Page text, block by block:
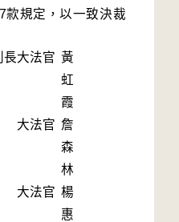
款規定，以一致決裁
長大法官 黃
虹
霞
大法官 詹
森
林
大法官 楊
惠